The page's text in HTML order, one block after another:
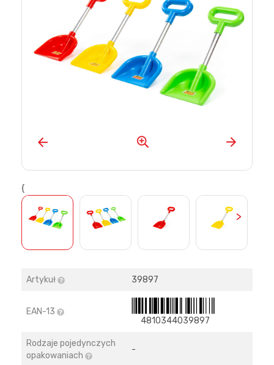
{
>
Artykuł 39897
EAN-13
4810344039897
Rodzaje pojedynczych
opakowaniach
-